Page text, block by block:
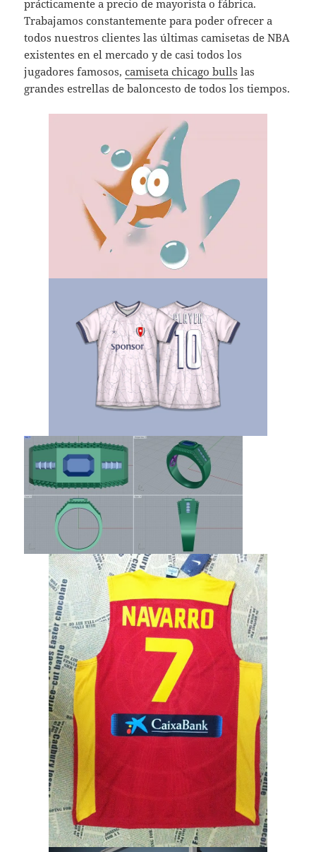
prácticamente a precio de mayorista o fábrica.
Trabajamos constantemente para poder ofrecer a
todos nuestros clientes las últimas camisetas de NBA
existentes en el mercado y de casi todos los
jugadores famosos,camiseta chicago bulls las
grandes estrellas de baloncesto de todos los tiempos.